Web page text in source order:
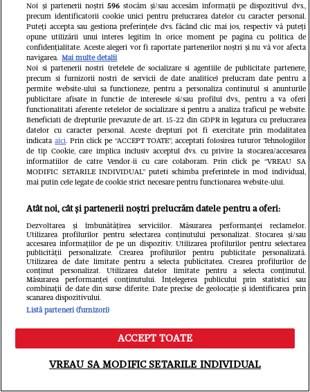
FANATIK.RO
Cine este Aymen Boutoutaou, cel
mai scump transfer al verii la FCSB!
Unde excelează și ce puncte slabe
are: „Îmi place să provoc”
GSP.RO
Meniu Caută
Noi și partenerii noștri 596stocăm și/sau accesăm informații pe dispozitivul dvs.,
precum identificatorii cookie unici pentru prelucrarea datelor cu caracter personal.
Puteți accepta sau gestiona preferințele dvs. făcând clic mai jos, respectiv vă puteți
opune utilizării unui interes legitim în orice moment pe pagina cu politica de
confidențialitate. Aceste alegeri vor fi raportate partenerilor noștri și nu vă vor afecta
navigarea. Mai multe detalii
Noi si partenerii nostri (retelele de socializare si agentiile de publicitate partenere,
precum si furnizorii nostri de servicii de date analitice) prelucram date pentru a
permite website-ului sa functioneze, pentru a personaliza continutul si anunturile
publicitare afisate in functie de interesele si/sau profilul dvs., pentru a va oferi
functionalitati aferente retelelor de socializare si pentru a analiza traficul pe website.
Beneficiati de drepturile prevazute de art. 15-22 din GDPR in legatura cu prelucrarea
datelor cu caracter personal. Aceste drepturi pot fi exercitate prin modalitatea
indicataaici. Prin click pe “ACCEPT TOATE”, acceptati folosirea tuturor Tehnologiilor
de tip Cookie, care implica inclusiv acceptul dvs. cu privire la stocarea/accesarea
informatiilor de catre Vendor-ii cu care colaboram. Prin click pe “VREAU SA
MODIFIC SETARILE INDIVIDUAL” puteti schimba preferintele in mod individual,
mai putin cele legate de cookie strict necesare pentru functionarea website-ului.
Atât noi, cât și partenerii noștri prelucrăm datele pentru a oferi:
Dezvoltarea și îmbunătățirea serviciilor. Măsurarea performanței reclamelor.
Utilizarea profilurilor pentru selectarea conținutului personalizat. Stocarea și/sau
accesarea informațiilor de pe un dispozitiv. Utilizarea profilurilor pentru selectarea
publicității personalizate. Crearea profilurilor pentru publicitate personalizată.
Utilizarea de date limitate pentru a selecta publicitatea. Crearea profilurilor de
conținut personalizat. Utilizarea datelor limitate pentru a selecta conținutul.
Măsurarea performanței conținutului. Înțelegerea publicului prin statistici sau
combinații de date din surse diferite. Date precise de geolocație și identificarea prin
scanarea dispozitivului.
Listă parteneri (furnizori)
ACCEPT TOATE
VREAU SA MODIFIC SETARILE INDIVIDUAL